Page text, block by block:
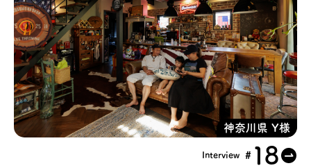
ごあいさつ
チーム紹介
アクセス
ブログ 神奈川県 Y様
Interview #18